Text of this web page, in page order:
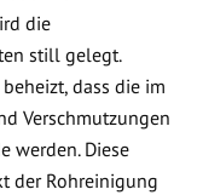
die
still gelegt.
dass die im
Verschmutzungen
werden. Diese
der Rohreinigung